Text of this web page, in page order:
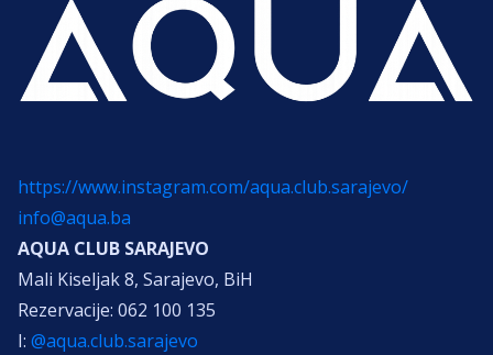
https://www.instagram.com/aqua.club.sarajevo/
info@aqua.ba
AQUA CLUB SARAJEVO
Mali Kiseljak 8, Sarajevo, BiH
Rezervacije: 062 100 135
I: @aqua.club.sarajevo